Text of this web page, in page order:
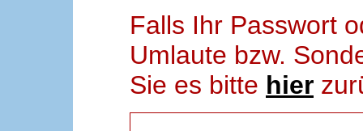
Falls Ihr Passwort
Umlaute bzw.
Sie es bitte hier